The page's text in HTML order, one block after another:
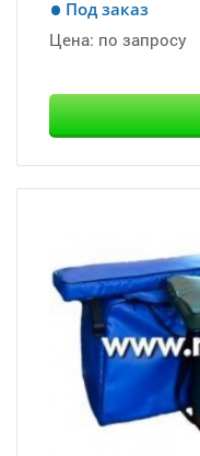
Под заказ
Цена: по запросу